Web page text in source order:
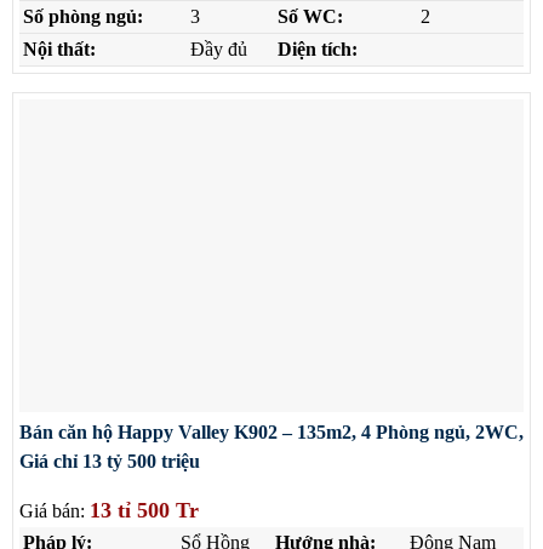
Số phòng ngủ:
3 Số WC:
2
Nội thất:
Đầy đủ Diện tích:
Bán căn hộ Happy Valley K902 – 135m2, 4 Phòng ngủ, 2WC,
Giá chỉ 13 tỷ 500 triệu
Giá bán: 13 tỉ 500 Tr
Pháp lý: Sổ Hồng Hướng nhà: Đông Nam